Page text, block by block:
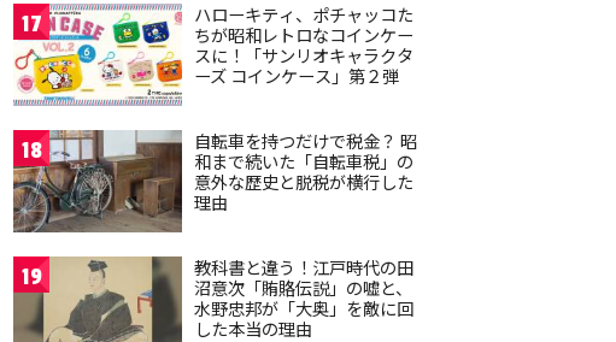
17
ハローキティ、ポチャッコた
ちが昭和レトロなコインケー
スに！「サンリオキャラクタ
ーズ コインケース」第２弾
18
自転車を持つだけで税金？ 昭
和まで続いた「自転車税」の
意外な歴史と脱税が横行した
理由
19
教科書と違う！江戸時代の田
沼意次「賄賂伝説」の嘘と、
水野忠邦が「大奥」を敵に回
した本当の理由